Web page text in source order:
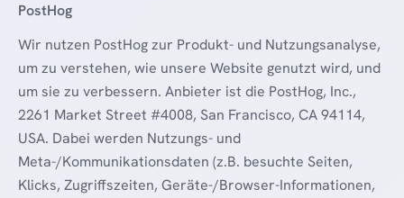
PostHog
Wir nutzen PostHog zur Produkt- und Nutzungsanalyse,
um zu verstehen, wie unsere Website genutzt wird, und
um sie zu verbessern. Anbieter ist die PostHog, Inc.,
2261 Market Street #4008, San Francisco, CA 94114,
USA. Dabei werden Nutzungs- und
Meta-/Kommunikationsdaten (z.B. besuchte Seiten,
Klicks, Zugriffszeiten, Geräte-/Browser-Informationen,